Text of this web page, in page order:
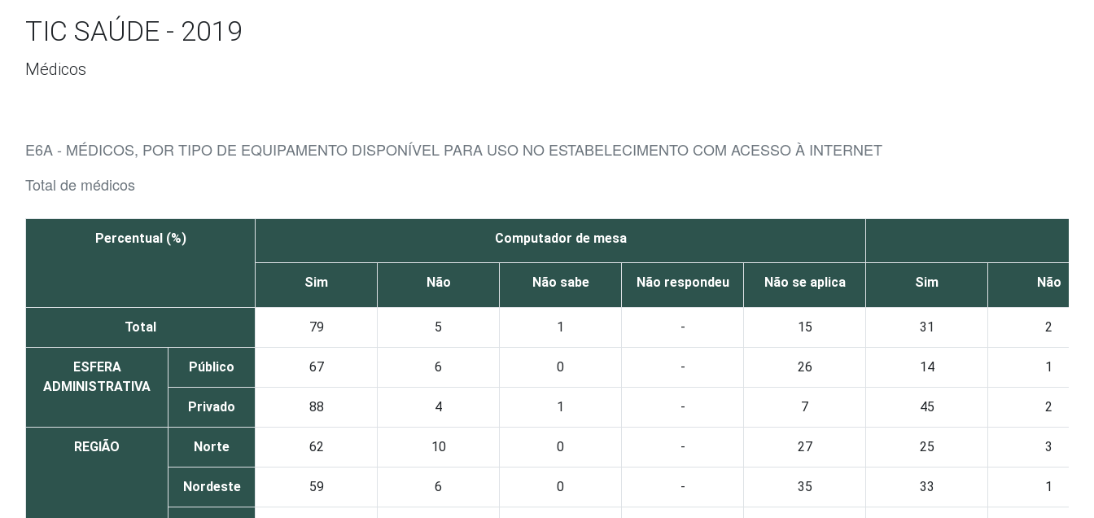
TIC SAÚDE - 2019
Médicos
E6A - MÉDICOS, POR TIPO DE EQUIPAMENTO DISPONÍVEL PARA USO NO ESTABELECIMENTO COM ACESSO À INTERNET
Total de médicos
Percentual (%) Computador de mesa
Sim Não Não sabe Não respondeu Não se aplica Sim Não
Total 79 5 1 - 15 31 2
ESFERA
ADMINISTRATIVA
Público 67 6 0 - 26 14 1
Privado 88 4 1 - 7 45 2
REGIÃO Norte 62 10 0 - 27 25 3
Nordeste 59 6 0 - 35 33 1